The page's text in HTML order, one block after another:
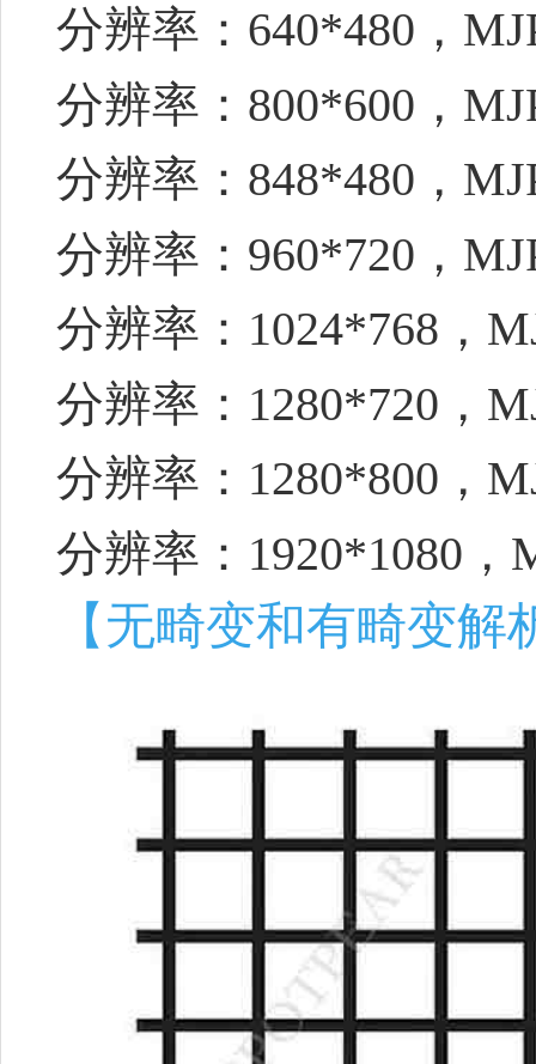
分辨率：640*480，
分辨率：800*600，
分辨率：848*480，
分辨率：960*720，
分辨率：1024*768，
分辨率：1280*720，
分辨率：1280*800，
分辨率：1920*1080，
【无畸变和有畸变解